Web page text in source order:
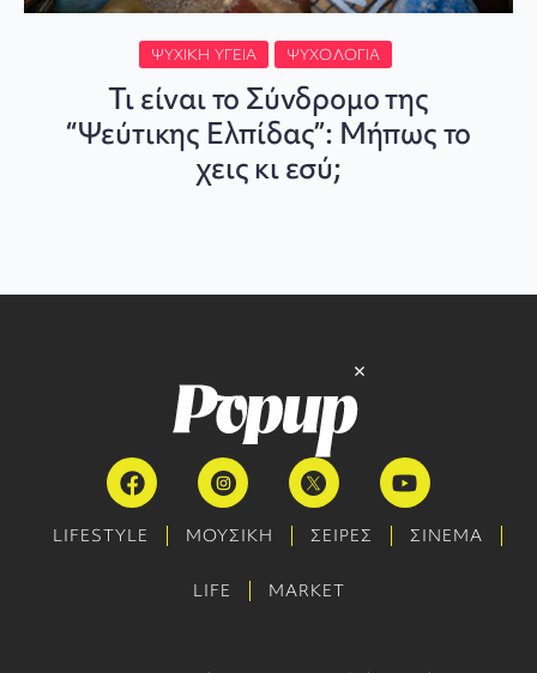
ΨΥΧΙΚΉ ΥΓΕΊΑ ΨΥΧΟΛΟΓΊΑ
Τι είναι το Σύνδρομο της
“Ψεύτικης Ελπίδας”: Μήπως το
χεις κι εσύ;
LIFESTYLE ΜΟΥΣΙΚΗ ΣΕΙΡΕΣ ΣΙΝΕΜΑ
LIFE MARKET